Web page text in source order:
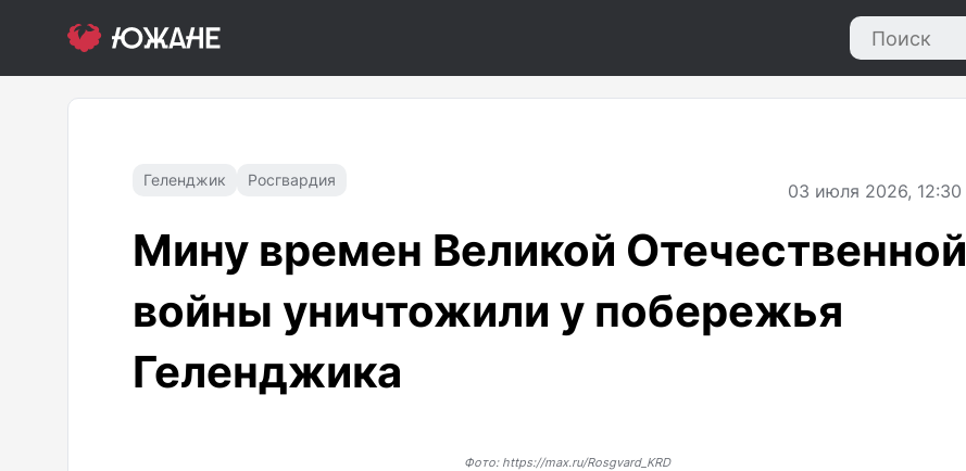
Геленджик Росгвардия
03 июля 2026, 12:30
Мину времен Великой Отечественной
войны уничтожили у побережья
Геленджика
Фото: https://max.ru/Rosgvard_KRD